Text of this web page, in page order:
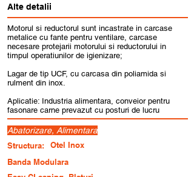
Alte detalii
Motorul si reductorul sunt incastrate in carcase
metalice cu fante pentru ventilare, carcase
necesare protejarii motorului si reductorului in
timpul operatiunilor de igienizare;
Lagar de tip UCF, cu carcasa din poliamida si
rulment din inox.
Aplicatie: Industria alimentara, conveior pentru
fasonare carne prevazut cu posturi de lucru
Abatorizare, Alimentara
Structura:
Otel Inox
Banda Modulara